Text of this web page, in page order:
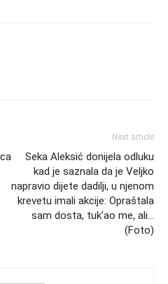
Next article
Seka Aleksić donijela odluku
kad je saznala da je Veljko
napravio dijete dadilji, u njenom
krevetu imali akcije: Opraštala
sam dosta, tuk’ao me, ali…
(Foto)